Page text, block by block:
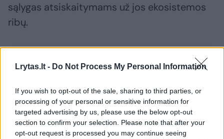
Lrytas.lt - Do Not Process My Personal Information
If you wish to opt-out of the sale, sharing to third parties, or
processing of your personal or sensitive information for
targeted advertising by us, please use the below opt-out
section to confirm your selection. Please note that after your
opt-out request is processed you may continue seeing
sąlygas atsiskaitymams už jos ekosistemos
ribų.
Susiję straipsniai